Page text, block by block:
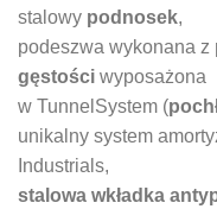
stalowy podnosek,
podeszwa wykonana z
gęstości wyposażona
w TunnelSystem (
unikalny system
Industrials,
stalowa wkładka